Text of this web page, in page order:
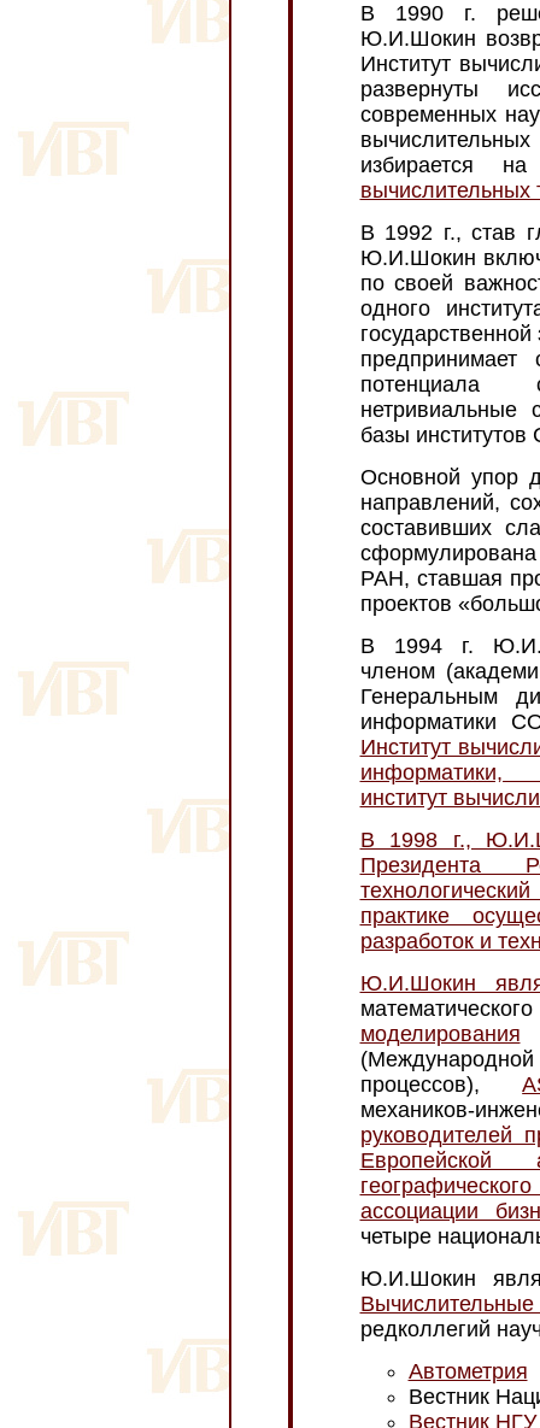
В 1990 г.
Ю.И.Шокин
Институт
развернуты
современных
избирается
В 1992 г., став
Ю.И.Шокин
по своей
одного
потенциала
нетривиальные
базы
Основной упор
направлений,
составивших
РАН, ставшая
проектов
В 1994 г.
членом
Генеральным
информатики
Институт
информатики,
институт
В 1998 г.,
Президента
практике
разработок и
Ю.И.Шокин
моделирования
процессов),
механиков-
руководителей
Европейской
ассоциации
четыре
Ю.И.Шокин
редколлегий
Автометрия
Вестник
Вестник НГУ